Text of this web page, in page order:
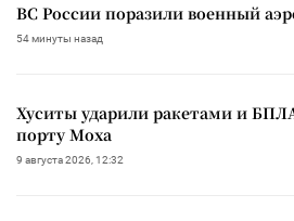
ВС России поразили военный
54 минуты назад
Хуситы ударили ракетами и
порту Моха
9 августа 2026, 12:32